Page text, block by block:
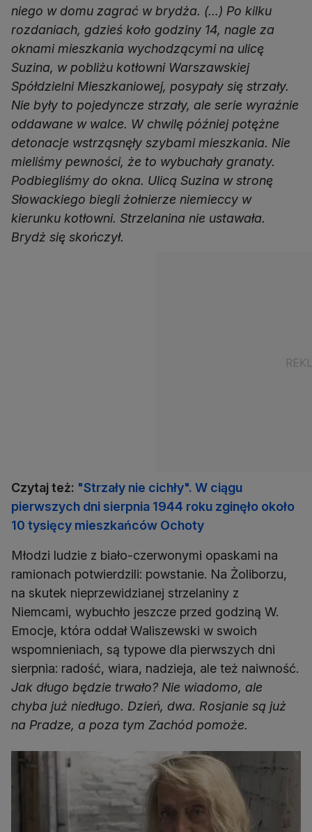
niego w domu zagrać w brydża. (…) Po kilku
rozdaniach, gdzieś koło godziny 14, nagle za
oknami mieszkania wychodzącymi na ulicę
Suzina, w pobliżu kotłowni Warszawskiej
Spółdzielni Mieszkaniowej, posypały się strzały.
Nie były to pojedyncze strzały, ale serie wyraźnie
oddawane w walce. W chwilę później potężne
detonacje wstrząsnęły szybami mieszkania. Nie
mieliśmy pewności, że to wybuchały granaty.
Podbiegliśmy do okna. Ulicą Suzina w stronę
Słowackiego biegli żołnierze niemieccy w
kierunku kotłowni. Strzelanina nie ustawała.
Brydż się skończył.
Czytaj też: "Strzały nie cichły". W ciągu
pierwszych dni sierpnia 1944 roku zginęło około
10 tysięcy mieszkańców Ochoty
Młodzi ludzie z biało-czerwonymi opaskami na
ramionach potwierdzili: powstanie. Na Żoliborzu,
na skutek nieprzewidzianej strzelaniny z
Niemcami, wybuchło jeszcze przed godziną W.
Emocje, która oddał Waliszewski w swoich
wspomnieniach, są typowe dla pierwszych dni
sierpnia: radość, wiara, nadzieja, ale też naiwność.
Jak długo będzie trwało? Nie wiadomo, ale
chyba już niedługo. Dzień, dwa. Rosjanie są już
na Pradze, a poza tym Zachód pomoże.